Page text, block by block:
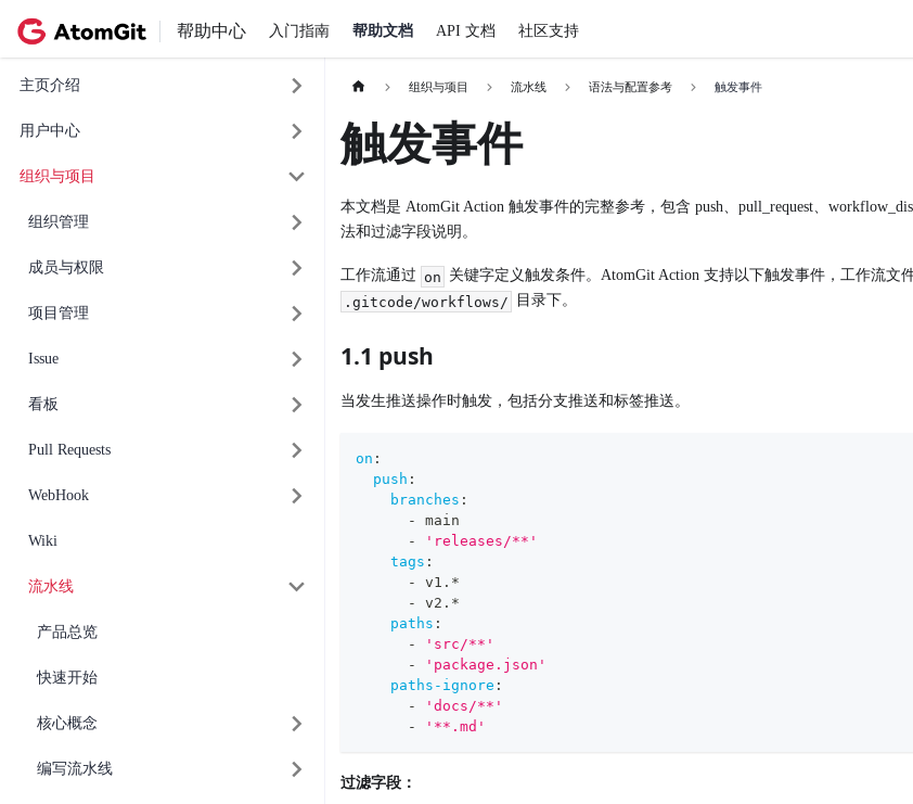
帮助中心 入门指南 帮助文档 API 文档 社区支持
主页介绍
用户中心
组织与项目
组织管理
成员与权限
项目管理
Issue
看板
Pull Requests
WebHook
Wiki
流水线
产品总览
快速开始
核心概念
编写流水线
组织与项目 流水线 语法与配置参考 触发事件
触发事件
本文档是 AtomGit Action 触发事件的完整参考，包含 push、pull_request、
法和过滤字段说明。
工作流通过 on 关键字定义触发条件。AtomGit Action 支持以下触发事件，工作流文
.gitcode/workflows/
目录下。
1.1 push
当发生推送操作时触发，包括分支推送和标签推送。
on :
push :
branches :
-
main
-
'releases/**'
tags :
-
v1.*
-
v2.*
paths :
-
'src/**'
-
'package.json'
paths-ignore :
-
'docs/**'
-
'**.md'
过滤字段：